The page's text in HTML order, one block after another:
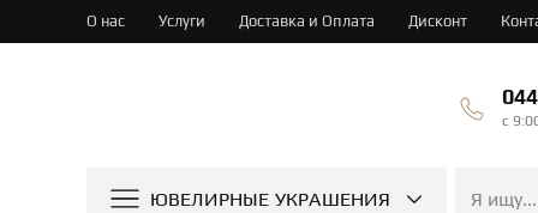
О нас Услуги Доставка и Оплата Дисконт
044
c
ЮВЕЛИРНЫЕ УКРАШЕНИЯ